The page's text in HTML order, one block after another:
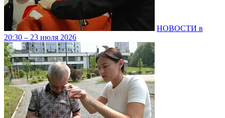
НОВОСТИ в
20:30 – 23 июля 2026